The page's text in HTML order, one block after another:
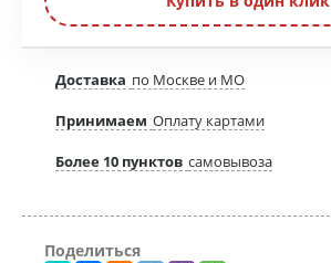
Доставка по Москве и МО
Принимаем Оплату картами
Более 10 пунктов самовывоза
Поделиться